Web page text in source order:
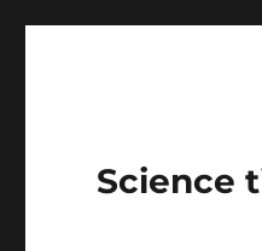
Science